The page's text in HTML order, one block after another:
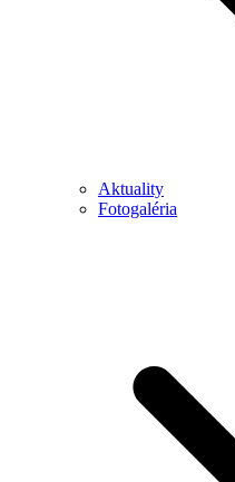
Aktuality
Fotogaléria